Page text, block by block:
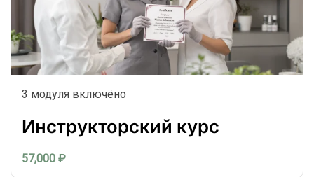
3 модуля включёно
Инструкторский курс
57,000 ₽